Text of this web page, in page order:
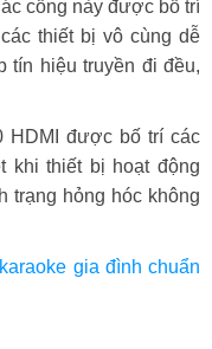
cổng này được bố trí
thiết bị vô cùng dễ
tín hiệu truyền đi đều,
HDMI được bố trí các
khi thiết bị hoạt động
trạng hỏng hóc không
gia đình chuẩn